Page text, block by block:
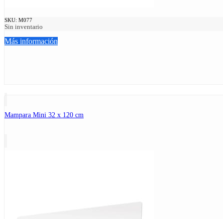
SKU: M077
Sin inventario
Más información
Mampara Mini 32 x 120 cm